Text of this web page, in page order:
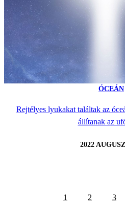
ÓCEÁN
Rejtélyes lyukakat találtak az
állítanak az
2022
1 2 3